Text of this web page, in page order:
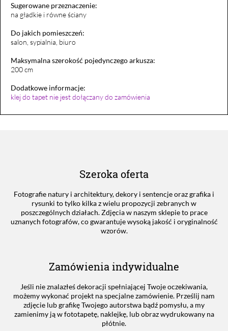
Sugerowane przeznaczenie:
na gładkie i równe ściany
Do jakich pomieszczeń:
salon, sypialnia, biuro
Maksymalna szerokość pojedynczego arkusza:
200 cm
Dodatkowe informacje:
klej do tapet nie jest dołączany do zamówienia
Szeroka oferta
Fotografie natury i architektury, dekory i sentencje oraz grafika i
rysunki to tylko kilka z wielu propozycji zebranych w
poszczególnych działach. Zdjęcia w naszym sklepie to prace
uznanych fotografów, co gwarantuje wysoką jakość i oryginalność
wzorów.
Zamówienia indywidualne
Jeśli nie znalazłeś dekoracji spełniającej Twoje oczekiwania,
możemy wykonać projekt na specjalne zamówienie. Prześlij nam
zdjęcie lub grafikę Twojego autorstwa bądź pomysłu, a my
zamienimy ją w fototapetę, naklejkę, lub obraz wydrukowany na
płótnie.